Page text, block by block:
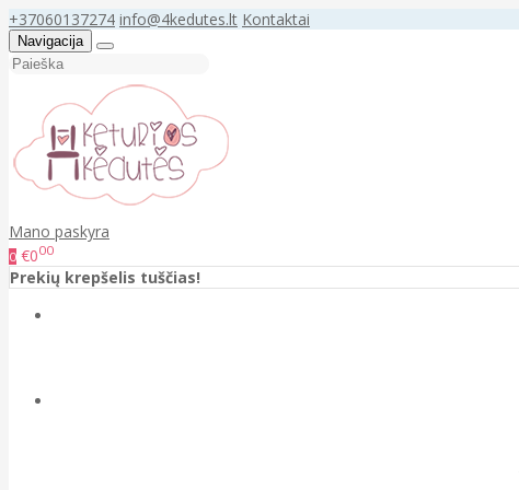
+37060137274 info@4kedutes.lt Kontaktai
Navigacija
Mano paskyra
0 €000
Prekių krepšelis tuščias!